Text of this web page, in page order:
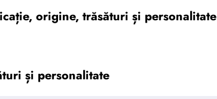
origine, trăsături și personalitate
și personalitate